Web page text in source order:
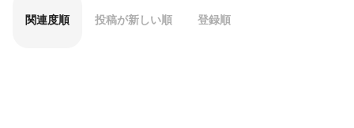
関連度順 投稿が新しい順 登録順